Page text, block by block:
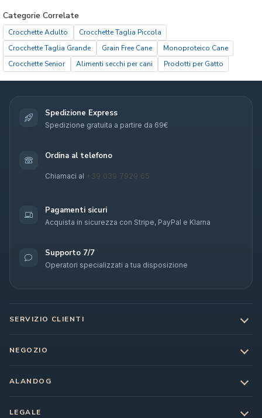
Categorie Correlate
Crocchette Adulto
Crocchette Taglia Piccola
Crocchette Taglia Grande
Grain Free Cane
Monoproteico Cane
Crocchette Senior
Alimenti secchi per cani Prodotti per Gatto
Spedizione Express
Spedizione gratuita a partire da 69€
Ordina al telefono
Chiamaci al +39 039 7929 65
Pagamenti sicuri
Acquista in sicurezza con Stripe, PayPal e Klarna
Supporto 7/7
Operatori specializzati a tua disposizione
SERVIZIO CLIENTI
NEGOZIO
ALANDOG
LEGALE